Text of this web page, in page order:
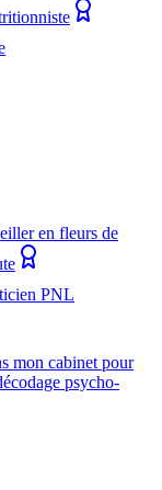
en fleurs de
PNL
mon cabinet pour
psycho-